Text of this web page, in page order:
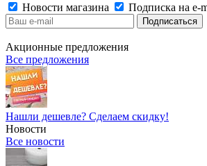
Новости магазина
Подписка на e-
Акционные предложения
Все предложения
Нашли дешевле? Сделаем скидку!
Новости
Все новости